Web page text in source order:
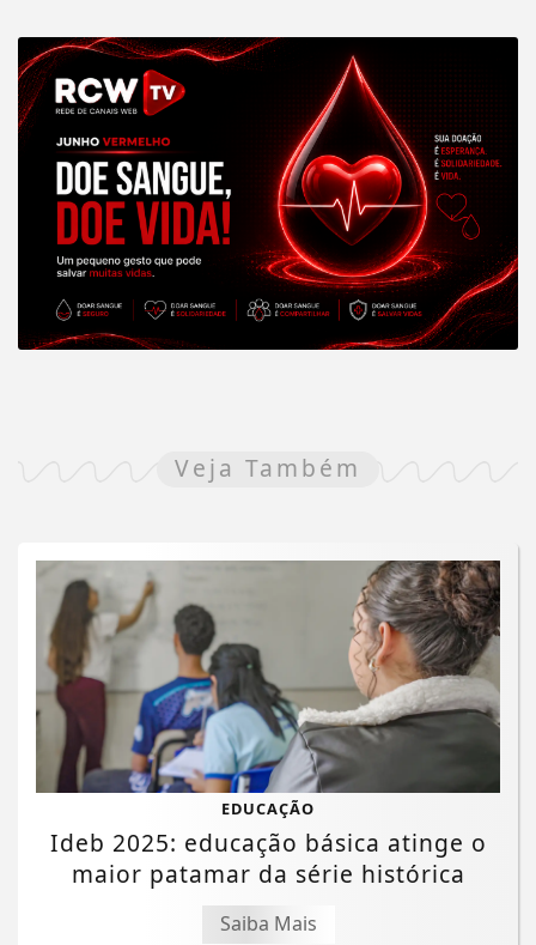
Veja Também
EDUCAÇÃO
Ideb 2025: educação básica atinge o
maior patamar da série histórica
Saiba Mais